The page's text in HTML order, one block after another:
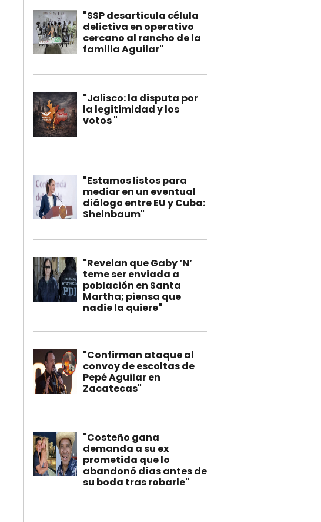
"SSP desarticula célula
delictiva en operativo
cercano al rancho de la
familia Aguilar"
"Jalisco: la disputa por
la legitimidad y los
votos "
"Estamos listos para
mediar en un eventual
diálogo entre EU y Cuba:
Sheinbaum"
"Revelan que Gaby ‘N’
teme ser enviada a
población en Santa
Martha; piensa que
nadie la quiere"
"Confirman ataque al
convoy de escoltas de
Pepé Aguilar en
Zacatecas"
"Costeño gana
demanda a su ex
prometida que lo
abandonó días antes de
su boda tras robarle"